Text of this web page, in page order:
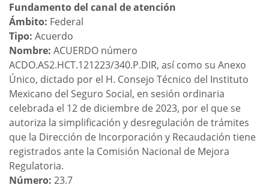
Fundamento del canal de atención
Ámbito: Federal
Tipo: Acuerdo
Nombre: ACUERDO número
ACDO.AS2.HCT.121223/340.P.DIR, así como su Anexo
Único, dictado por el H. Consejo Técnico del Instituto
Mexicano del Seguro Social, en sesión ordinaria
celebrada el 12 de diciembre de 2023, por el que se
autoriza la simplificación y desregulación de trámites
que la Dirección de Incorporación y Recaudación tiene
registrados ante la Comisión Nacional de Mejora
Regulatoria.
Número: 23.7